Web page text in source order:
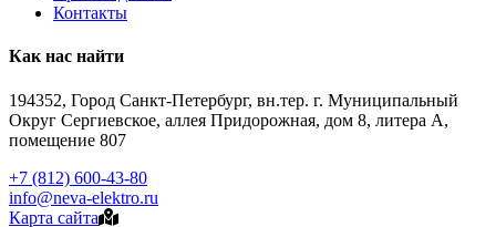
Контакты
Как нас найти
194352, Город Санкт-Петербург, вн.тер. г. Муниципальный
Округ Сергиевское, аллея Придорожная, дом 8, литера А,
помещение 807
+7 (812) 600-43-80
info@neva-elektro.ru
Карта сайта